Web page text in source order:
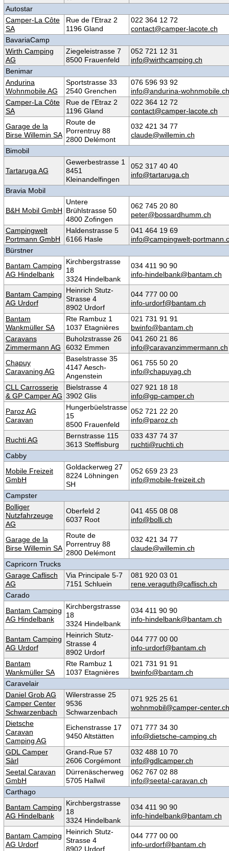
Autostar
Camper-La Côte
SA
Rue de l'Etraz 2
1196 Gland
022 364 12 72
contact@camper-lacote.ch
BavariaCamp
Wirth Camping
AG
Ziegeleistrasse 7
8500 Frauenfeld
052 721 12 31
info@wirthcamping.ch
Benimar
Andurina
Wohnmobile AG
Sportstrasse 33
2540 Grenchen
076 596 93 92
info@andurina-wohnmobile.ch
Camper-La Côte
SA
Rue de l'Etraz 2
1196 Gland
022 364 12 72
contact@camper-lacote.ch
Garage de la
Birse Willemin SA
Route de
Porrentruy 88
2800 Delémont
032 421 34 77
claude@willemin.ch
Bimobil
Tartaruga AG
Gewerbestrasse 1
8451
Kleinandelfingen
052 317 40 40
info@tartaruga.ch
Bravia Mobil
B&H Mobil GmbH
Untere
Brühlstrasse 50
4800 Zofingen
062 745 20 80
peter@bossardhumm.ch
Campingwelt
Portmann GmbH
Haldenstrasse 5
6166 Hasle
041 464 19 69
info@campingwelt-
Bürstner
Bantam Camping
AG Hindelbank
Kirchbergstrasse
18
3324 Hindelbank
034 411 90 90
info-hindelbank@bantam.ch
Bantam Camping
AG Urdorf
Heinrich Stutz-
Strasse 4
8902 Urdorf
044 777 00 00
info-urdorf@bantam.ch
Bantam
Wankmüller SA
Rte Rambuz 1
1037 Etagnières
021 731 91 91
bwinfo@bantam.ch
Caravans
Zimmermann AG
Buholzstrasse 26
6032 Emmen
041 260 21 86
info@caravanzimmermann.ch
Chapuy
Caravaning AG
Baselstrasse 35
4147 Aesch-
Angenstein
061 755 50 20
info@chapuyag.ch
CLL Carrosserie
& GP Camper AG
Bielstrasse 4
3902 Glis
027 921 18 18
info@gp-camper.ch
Paroz AG
Caravan
Hungerbüelstrasse
15
8500 Frauenfeld
052 721 22 20
info@paroz.ch
Ruchti AG
Bernstrasse 115
3613 Steffisburg
033 437 74 37
ruchti@ruchti.ch
Cabby
Mobile Freizeit
GmbH
Goldackerweg 27
8224 Löhningen
SH
052 659 23 23
info@mobile-freizeit.ch
Campster
Bolliger
Nutzfahrzeuge
AG
Oberfeld 2
6037 Root
041 455 08 08
info@bolli.ch
Garage de la
Birse Willemin SA
Route de
Porrentruy 88
2800 Delémont
032 421 34 77
claude@willemin.ch
Capricorn Trucks
Garage Caflisch
AG
Via Principale 5-7
7151 Schluein
081 920 03 01
rene.veraguth@caflisch.ch
Carado
Bantam Camping
AG Hindelbank
Kirchbergstrasse
18
3324 Hindelbank
034 411 90 90
info-hindelbank@bantam.ch
Bantam Camping
AG Urdorf
Heinrich Stutz-
Strasse 4
8902 Urdorf
044 777 00 00
info-urdorf@bantam.ch
Bantam
Wankmüller SA
Rte Rambuz 1
1037 Etagnières
021 731 91 91
bwinfo@bantam.ch
Caravelair
Daniel Grob AG
Camper Center
Schwarzenbach
Wilerstrasse 25
9536
Schwarzenbach
071 925 25 61
wohnmobil@camper-center.ch
Dietsche
Caravan
Camping AG
Eichenstrasse 17
9450 Altstätten
071 777 34 30
info@dietsche-camping.ch
GDL Camper
Sàrl
Grand-Rue 57
2606 Corgémont
032 488 10 70
info@gdlcamper.ch
Seetal Caravan
GmbH
Dürrenäscherweg
5705 Hallwil
062 767 02 88
info@seetal-caravan.ch
Carthago
Bantam Camping
AG Hindelbank
Kirchbergstrasse
18
3324 Hindelbank
034 411 90 90
info-hindelbank@bantam.ch
Bantam Camping
AG Urdorf
Heinrich Stutz-
Strasse 4
8902 Urdorf
044 777 00 00
info-urdorf@bantam.ch